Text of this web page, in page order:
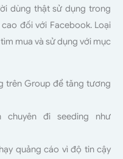
dùng thật sử dụng trong
đối với Facebook. Loại
mua và sử dụng với mục
trên Group để tăng tương
chuyên đi seeding như
quảng cáo vì độ tin cậy